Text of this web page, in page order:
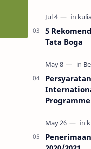
5
Tata Boga